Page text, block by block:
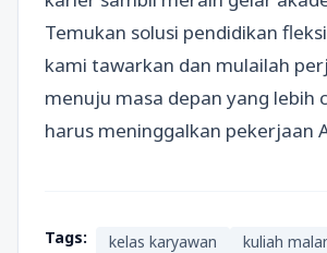
Temukan solusi pendidikan
kami tawarkan dan mulailah
menuju masa depan yang lebih
harus meninggalkan pekerjaan
Tags: kelas karyawan
kuliah